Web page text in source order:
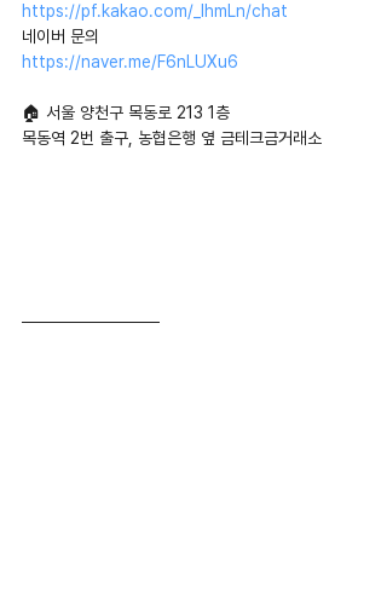
https://pf.kakao.com/_IhmLn/chat
네이버 문의
https://naver.me/F6nLUXu6
🏠 서울 양천구 목동로 213 1층
목동역 2번 출구, 농협은행 옆 금테크금거래소